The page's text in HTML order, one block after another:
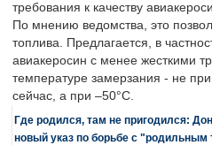
требования к качеству
По мнению ведомства, это
топлива. Предлагается, в
авиакеросин с менее жесткими
температуре замерзания - не
сейчас, а при –50°C.
Где родился, там не пригодился:
новый указ по борьбе с "родильным